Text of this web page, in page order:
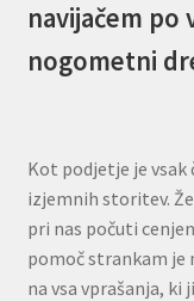
navijačem po
nogometni
Kot podjetje je vsak
izjemnih storitev.
pri nas počuti
pomoč strankam je
na vsa vprašanja,